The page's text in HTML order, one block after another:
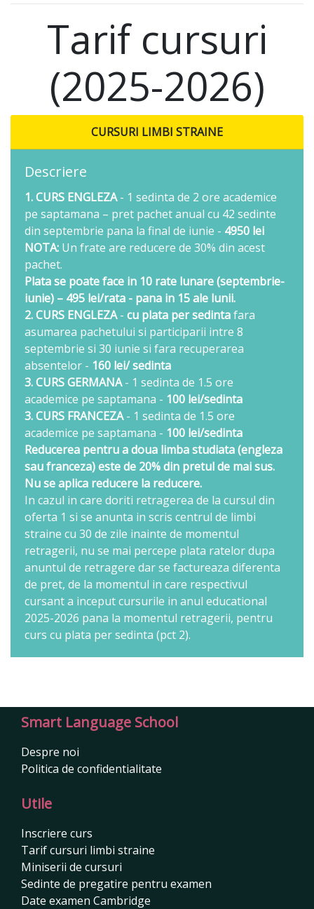
Tarif cursuri
(2025-2026)
CURSURI LIMBI STRAINE
Descriere
1. CURS ENGLEZA- 1 sedinta de 2 ore academice
pe saptamana – pret pachet anual cu 42 sedinte
din septembrie pana la final de iunie - 4950 lei
NOTA: Un frate are reducere de 30% din acest
pachet.
Plata se poate face in 10 rate lunare (septembrie-
iunie) – 495 lei/rata - pana in 15 ale lunii.
2. CURS ENGLEZA- cu plata per sedintafara
asumarea pachetului si participarii intre 8
septembrie si 30 iunie si fara recuperarea
absentelor - 160 lei/ sedinta
3. CURS GERMANA- 1 sedinta de 1.5 ore
academice pe saptamana - 100 lei/sedinta
3. CURS FRANCEZA- 1 sedinta de 1.5 ore
academice pe saptamana - 100 lei/sedinta
Reducerea pentru a doua limba studiata (engleza
sau franceza) este de 20% din pretul de mai sus.
Nu se aplica reducere la reducere.
In cazul in care doriti retragerea de la cursul din
oferta 1 si se anunta in scris centrul de limbi
straine cu 30 de zile inainte de momentul
retragerii, nu se mai percepe plata ratelor dupa
anuntul de retragere dar se factureaza diferenta
de pret, de la momentul in care respectivul
cursant a inceput cursurile in anul educational
2025-2026 pana la momentul retragerii, pentru
curs cu plata per sedinta (pct 2).
Smart Language School
Despre noi
Politica de confidentialitate
Utile
Inscriere curs
Tarif cursuri limbi straine
Miniserii de cursuri
Sedinte de pregatire pentru examen
Date examen Cambridge